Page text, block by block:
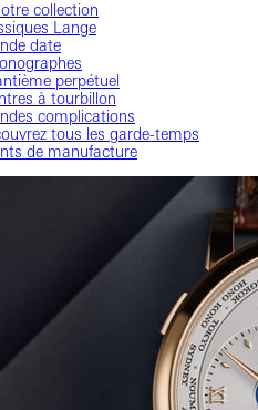
collection
Lange
date
perpétuel
à tourbillon
complications
tous les garde-temps
de manufacture